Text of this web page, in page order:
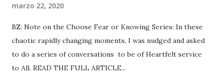
marzo 22, 2020
BZ: Note on the Choose Fear or Knowing Series: In these
chaotic rapidly changing moments, I was nudged and asked
to do a series of conversations to be of Heartfelt service
to All. READ THE FULL ARTICLE...